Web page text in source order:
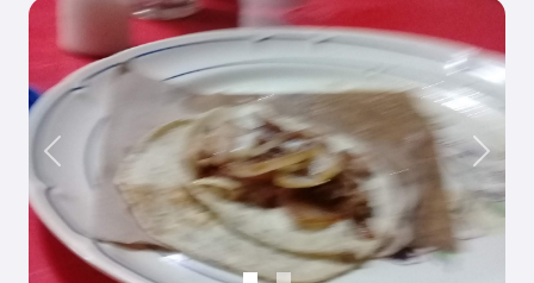
Previous Next